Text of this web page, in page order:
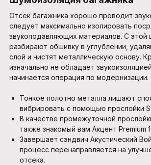
Отсек багажника хорошо проводит
следует максимально изолировать
звукоподавляющих материалов. С этой
разбирают обшивку в углублении,
слой и чистят металлическую основу.
изначально не обладает
начинается операция по модернизации.
Тонкое полотно металла лишают
вибрировать с помощью прослойки
В качестве промежуточной
также знакомый вам Акцент Premium
Завершает сэндвич Акустический
процесс перенаправляется на
отсека.